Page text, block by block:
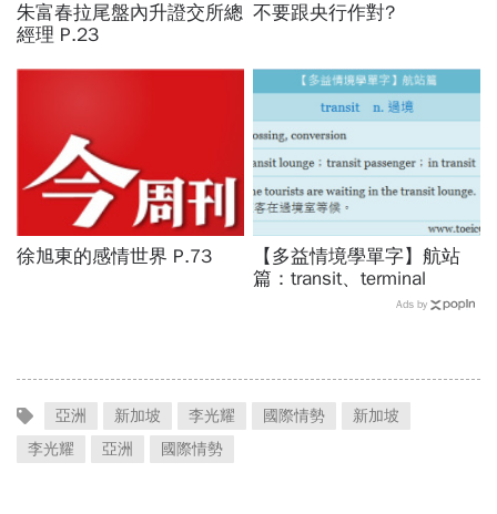
朱富春拉尾盤內升證交所總
經理 P.23
不要跟央行作對?
徐旭東的感情世界 P.73
【多益情境學單字】航站
篇：transit、terminal
Ads by
亞洲 新加坡 李光耀 國際情勢
新加坡
李光耀
亞洲 國際情勢